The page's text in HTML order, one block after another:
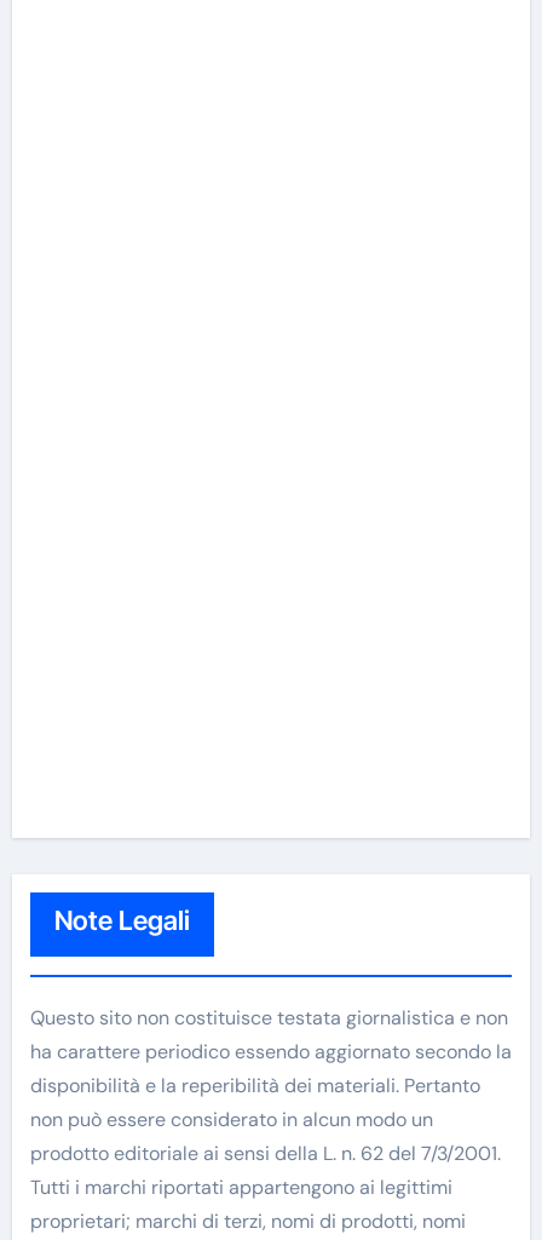
Note Legali
Questo sito non costituisce testata giornalistica e non
ha carattere periodico essendo aggiornato secondo la
disponibilità e la reperibilità dei materiali. Pertanto
non può essere considerato in alcun modo un
prodotto editoriale ai sensi della L. n. 62 del 7/3/2001.
Tutti i marchi riportati appartengono ai legittimi
proprietari; marchi di terzi, nomi di prodotti, nomi